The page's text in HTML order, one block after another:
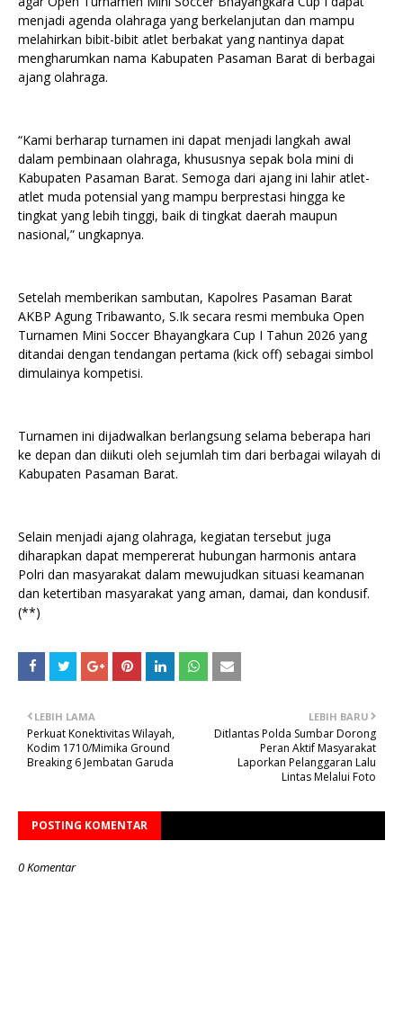
menjadi agenda olahraga yang berkelanjutan dan mampu
melahirkan bibit-bibit atlet berbakat yang nantinya dapat
mengharumkan nama Kabupaten Pasaman Barat di berbagai
ajang olahraga.
“Kami berharap turnamen ini dapat menjadi langkah awal
dalam pembinaan olahraga, khususnya sepak bola mini di
Kabupaten Pasaman Barat. Semoga dari ajang ini lahir atlet-
atlet muda potensial yang mampu berprestasi hingga ke
tingkat yang lebih tinggi, baik di tingkat daerah maupun
nasional,” ungkapnya.
Setelah memberikan sambutan, Kapolres Pasaman Barat
AKBP Agung Tribawanto, S.Ik secara resmi membuka Open
Turnamen Mini Soccer Bhayangkara Cup I Tahun 2026 yang
ditandai dengan tendangan pertama (kick off) sebagai simbol
dimulainya kompetisi.
Turnamen ini dijadwalkan berlangsung selama beberapa hari
ke depan dan diikuti oleh sejumlah tim dari berbagai wilayah di
Kabupaten Pasaman Barat.
Selain menjadi ajang olahraga, kegiatan tersebut juga
diharapkan dapat mempererat hubungan harmonis antara
Polri dan masyarakat dalam mewujudkan situasi keamanan
dan ketertiban masyarakat yang aman, damai, dan kondusif.
(**)
LEBIH BARU
Ditlantas Polda Sumbar Dorong
Peran Aktif Masyarakat
Laporkan Pelanggaran Lalu
Lintas Melalui Foto
LEBIH LAMA
Perkuat Konektivitas Wilayah,
Kodim 1710/Mimika Ground
Breaking 6 Jembatan Garuda
POSTING KOMENTAR
0 Komentar